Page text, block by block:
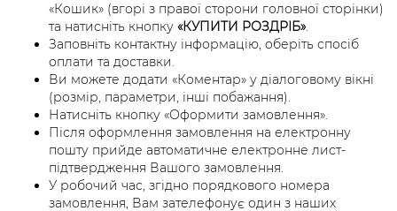
«Кошик» (вгорі з правої сторони головної сторінки)
та натисніть кнопку «КУПИТИ РОЗДРІБ».
Заповніть контактну інформацію, оберіть спосіб
оплати та доставки.
Ви можете додати «Коментар» у діалоговому вікні
(розмір, параметри, інші побажання).
Натисніть кнопку «Оформити замовлення».
Після оформлення замовлення на електронну
пошту прийде автоматичне електронне лист-
підтвердження Вашого замовлення.
У робочий час, згідно порядкового номера
замовлення, Вам зателефонує один з наших